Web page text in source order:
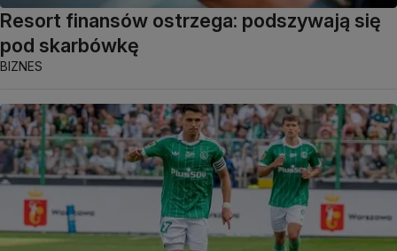
Resort finansów ostrzega: podszywają się
pod skarbówkę
BIZNES